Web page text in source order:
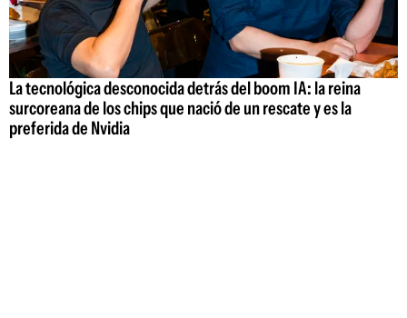
La tecnológica desconocida detrás del boom IA: la reina
surcoreana de los chips que nació de un rescate y es la
preferida de Nvidia